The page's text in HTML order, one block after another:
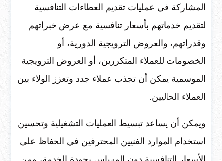
المشاركة في عمليات تقديم العطاءات التنافسية
لتقديم خدماتهم بأسعار تنافسية مع عرض خبراتهم
وقدراتهم، والعروض الترويجية الدورية، أو
الخصومات للعملاء المتكررين، أو العروض الترويجية
الموسمية يمكن أن تجذب عملاء جدد وتعزز الولاء بين
العملاء الحاليين.
ويمكن أن يساعد تبسيط العمليات التشغيلية وتحسين
استخدام الموارد الفنيين المحترفين في الحفاظ على